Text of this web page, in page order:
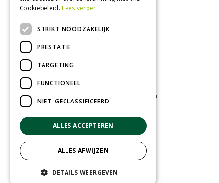
Toon alle openingstijden
Tuinplanten
© Groenrijk Assen
Green Solutions
Tuincentrum Overzicht
Privacy policy
Cookiebeleid.Lees verder
STRIKT NOODZAKELIJK
PRESTATIE
TARGETING
FUNCTIONEEL
NIET-GECLASSIFICEERD
ALLES ACCEPTEREN
ALLES AFWIJZEN
DETAILS WEERGEVEN